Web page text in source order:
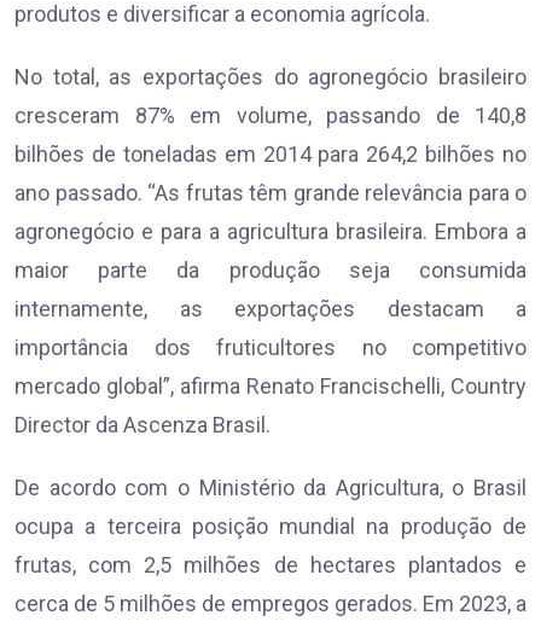
produtos e diversificar a economia agrícola.
No total, as exportações do agronegócio brasileiro
cresceram 87% em volume, passando de 140,8
bilhões de toneladas em 2014 para 264,2 bilhões no
ano passado. “As frutas têm grande relevância para o
agronegócio e para a agricultura brasileira. Embora a
maior parte da produção seja consumida
internamente, as exportações destacam a
importância dos fruticultores no competitivo
mercado global”, afirma Renato Francischelli, Country
Director da Ascenza Brasil.
De acordo com o Ministério da Agricultura, o Brasil
ocupa a terceira posição mundial na produção de
frutas, com 2,5 milhões de hectares plantados e
cerca de 5 milhões de empregos gerados. Em 2023, a